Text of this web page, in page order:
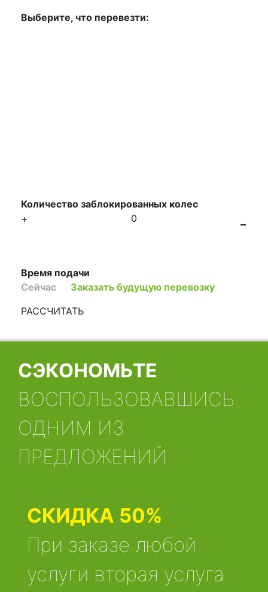
Выберите, что перевезти:
Количество заблокированных колес
+ 0 -
Время подачи
Сейчас
Заказать будущую перевозку
РАССЧИТАТЬ
СЭКОНОМЬТЕ
ВОСПОЛЬЗОВАВШИСЬ
ОДНИМ ИЗ
ПРЕДЛОЖЕНИЙ
СКИДКА 50%
При заказе любой
услуги вторая услуга